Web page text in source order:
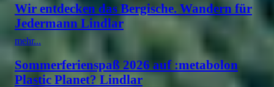
Wir entdecken das Bergische. Wandern für
Jedermann Lindlar
mehr...
Sommerferienspaß 2026 auf :metabolon
Plastic Planet? Lindlar